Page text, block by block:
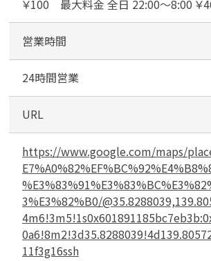
￥100 最大料金 全日 22:00〜8:00 ￥
営業時間
24時間営業
URL
https://www.google.com/maps/
3%E3%82%B0/
11f3g16ssh